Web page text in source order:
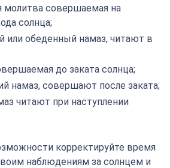
молитва совершаемая на
солнца;
или обеденный намаз, читают в
до заката солнца;
намаз, совершают после заката;
читают при наступлении
корректируйте время
наблюдениям за солнцем и